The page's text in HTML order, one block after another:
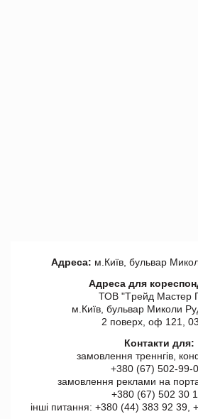
Адреса: м.Київ, бульвар
Адреса для
ТОВ "Tрейд Мастер
м.Київ, бульвар Миколи
2 поверх, оф 121,
Контакти для:
замовлення треннгів,
+380 (67) 502-99-
замовлення реклами на
+380 (67) 502 30
інші питання: +380 (44) 383 92 39,